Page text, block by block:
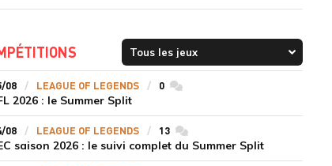
08 LEAGUE OF LEGENDS 0commentaires
2026 : le Summer Split
08 LEAGUE OF LEGENDS 13commentaires
saison 2026 : le suivi complet du Summer Split